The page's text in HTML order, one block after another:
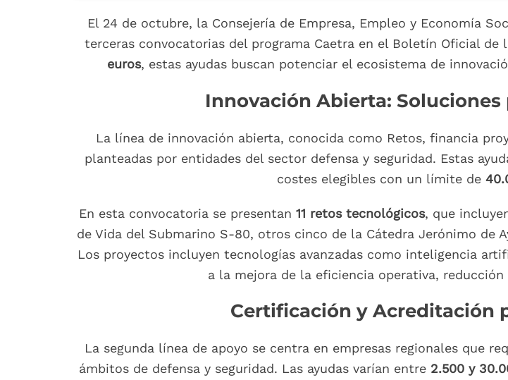
El 24 de octubre, la Consejería de Empresa, Empleo y Economía
terceras convocatorias del programa Caetra en el Boletín Oficial
euros, estas ayudas buscan potenciar el ecosistema de
Innovación Abierta: Soluciones
La línea de innovación abierta, conocida como Retos, financia
planteadas por entidades del sector defensa y seguridad. Estas
costes elegibles con un límite de
En esta convocatoria se presentan 11 retos tecnológicos, que
de Vida del Submarino S-80, otros cinco de la Cátedra Jerónimo de
Los proyectos incluyen tecnologías avanzadas como inteligencia
a la mejora de la eficiencia operativa,
Certificación y Acreditación
La segunda línea de apoyo se centra en empresas regionales que
ámbitos de defensa y seguridad. Las ayudas varían entre 2.500 y